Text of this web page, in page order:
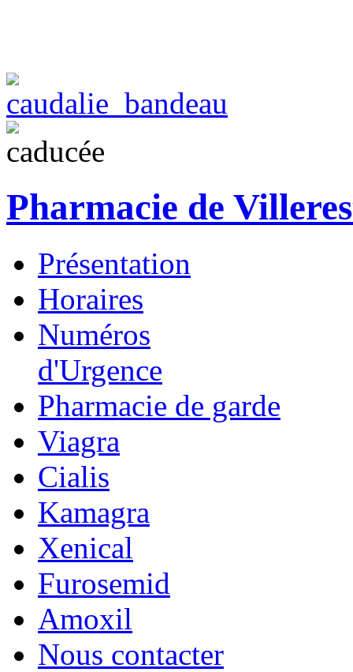
Pharmacie de
Présentation
Horaires
Numéros
d'Urgence
Pharmacie de garde
Viagra
Cialis
Kamagra
Xenical
Furosemid
Amoxil
Nous contacter